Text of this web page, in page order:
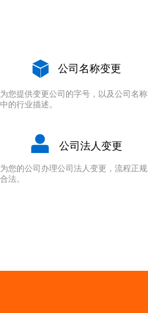
公司名称变更
为您提供变更公司的字号，以及公司名称
中的行业描述。
公司法人变更
为您的公司办理公司法人变更，流程正规
合法。